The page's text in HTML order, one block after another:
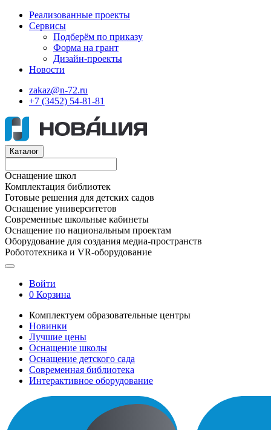
Реализованные проекты
Сервисы
Подберём по приказу
Форма на грант
Дизайн-проекты
Новости
zakaz@n-72.ru
+7 (3452) 54-81-81
Каталог
Оснащение школ
Комплектация библиотек
Готовые решения для детских садов
Оснащение университетов
Современные школьные кабинеты
Оснащение по национальным проектам
Оборудование для создания медиа-пространств
Робототехника и VR-оборудование
Войти
0 Корзина
Комплектуем образовательные центры
Новинки
Лучшие цены
Оснащение школы
Оснащение детского сада
Современная библиотека
Интерактивное оборудование